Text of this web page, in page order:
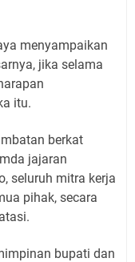
menyampaikan
jika selama
itu.
berkat
jajaran
seluruh mitra kerja
pihak, secara
bupati dan